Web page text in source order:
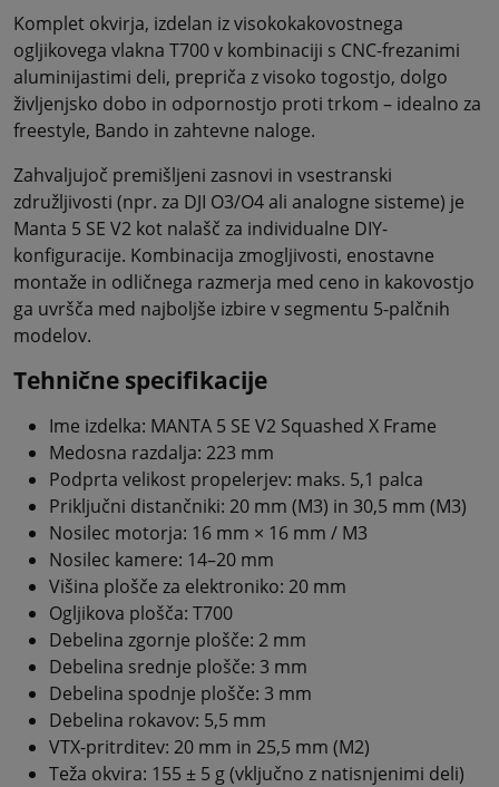
Komplet okvirja, izdelan iz visokokakovostnega
ogljikovega vlakna T700 v kombinaciji s CNC-frezanimi
aluminijastimi deli, prepriča z visoko togostjo, dolgo
življenjsko dobo in odpornostjo proti trkom – idealno za
freestyle, Bando in zahtevne naloge.
Zahvaljujoč premišljeni zasnovi in vsestranski
združljivosti (npr. za DJI O3/O4 ali analogne sisteme) je
Manta 5 SE V2 kot nalašč za individualne DIY-
konfiguracije. Kombinacija zmogljivosti, enostavne
montaže in odličnega razmerja med ceno in kakovostjo
ga uvršča med najboljše izbire v segmentu 5-palčnih
modelov.
Tehnične specifikacije
Ime izdelka: MANTA 5 SE V2 Squashed X Frame
Medosna razdalja: 223 mm
Podprta velikost propelerjev: maks. 5,1 palca
Priključni distančniki: 20 mm (M3) in 30,5 mm (M3)
Nosilec motorja: 16 mm × 16 mm / M3
Nosilec kamere: 14–20 mm
Višina plošče za elektroniko: 20 mm
Ogljikova plošča: T700
Debelina zgornje plošče: 2 mm
Debelina srednje plošče: 3 mm
Debelina spodnje plošče: 3 mm
Debelina rokavov: 5,5 mm
VTX-pritrditev: 20 mm in 25,5 mm (M2)
Teža okvira: 155 ± 5 g (vključno z natisnjenimi deli)